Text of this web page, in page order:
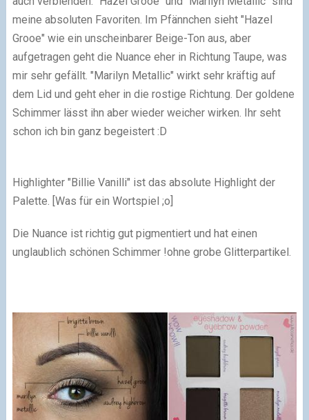
meine absoluten Favoriten. Im Pfännchen sieht "Hazel
Grooe" wie ein unscheinbarer Beige-Ton aus, aber
aufgetragen geht die Nuance eher in Richtung Taupe, was
mir sehr gefällt. "Marilyn Metallic" wirkt sehr kräftig auf
dem Lid und geht eher in die rostige Richtung. Der goldene
Schimmer lässt ihn aber wieder weicher wirken. Ihr seht
schon ich bin ganz begeistert :D
Highlighter "Billie Vanilli" ist das absolute Highlight der
Palette. [Was für ein Wortspiel ;o]
Die Nuance ist richtig gut pigmentiert und hat einen
unglaublich schönen Schimmer !ohne grobe Glitterpartikel.